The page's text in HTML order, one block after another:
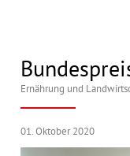
Ernährung und
01. Oktober 2020